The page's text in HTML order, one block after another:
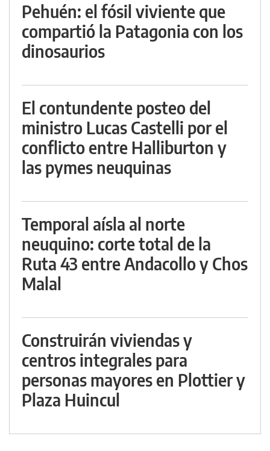
Pehuén: el fósil viviente que
compartió la Patagonia con los
dinosaurios
El contundente posteo del
ministro Lucas Castelli por el
conflicto entre Halliburton y
las pymes neuquinas
Temporal aísla al norte
neuquino: corte total de la
Ruta 43 entre Andacollo y Chos
Malal
Construirán viviendas y
centros integrales para
personas mayores en Plottier y
Plaza Huincul